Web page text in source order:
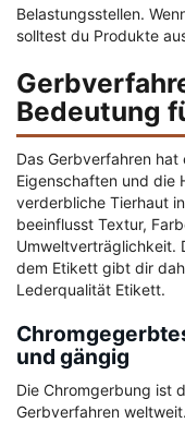
Belastungsstellen.
solltest du Produkte
Bedeutung
Das Gerbverfahren hat
Eigenschaften und die
verderbliche Tierhaut
beeinflusst Textur,
Umweltverträglichkeit.
dem Etikett gibt dir
Lederqualität Etikett.
und gängig
Die Chromgerbung ist
Gerbverfahren